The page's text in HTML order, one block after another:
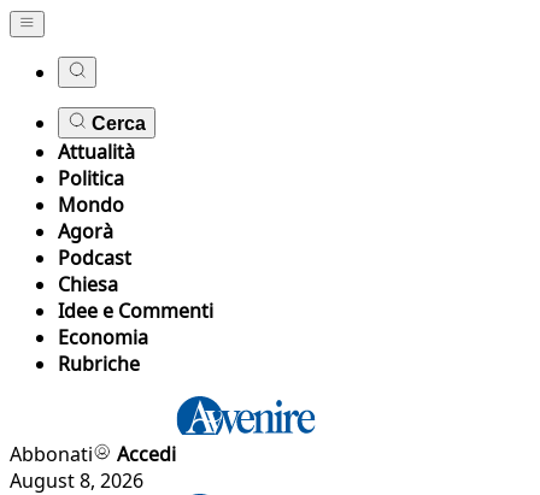
Cerca
Attualità
Politica
Mondo
Agorà
Podcast
Chiesa
Idee e Commenti
Economia
Rubriche
Abbonati
Accedi
August 8, 2026